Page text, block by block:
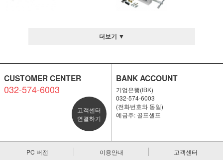
더보기 ▼
CUSTOMER CENTER
032-574-6003
고객센터
연결하기
BANK ACCOUNT
기업은행(IBK)
032-574-6003
(전화번호와 동일)
예금주: 골프셀프
PC 버전 이용안내 고객센터